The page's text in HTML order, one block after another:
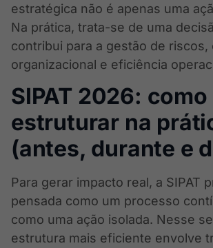
estratégica não é apenas uma
Na prática, trata-se de uma
contribui para a gestão de riscos,
organizacional e eficiência
SIPAT 2026: como
estruturar na
(antes, durante e
Para gerar impacto real, a SIPAT
pensada como um processo
como uma ação isolada. Nesse
estrutura mais eficiente envolve